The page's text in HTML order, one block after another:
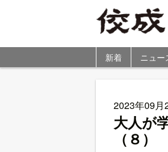
新着 ニュー
2023年09月
大人が
（８